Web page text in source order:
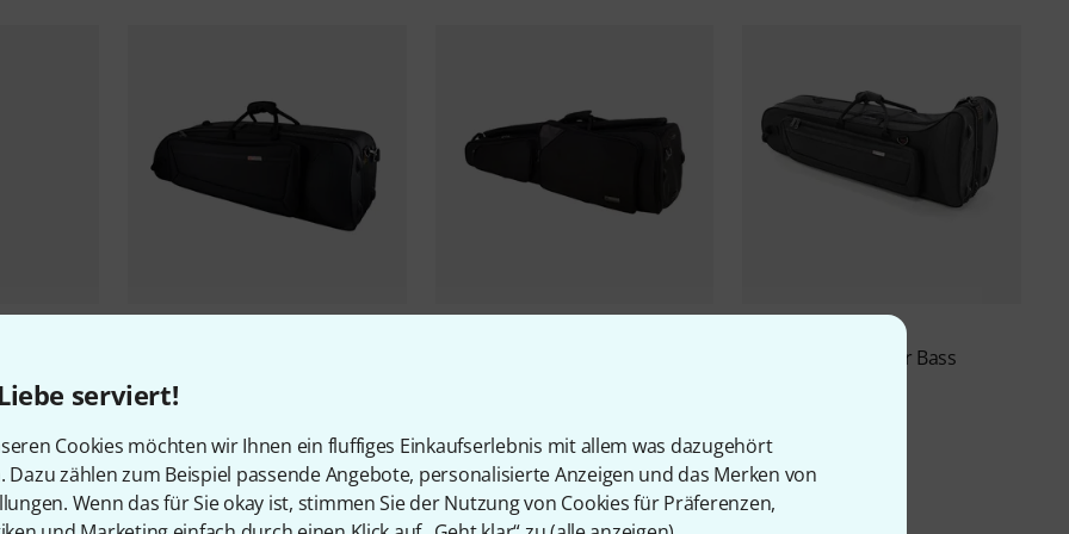
serviert!
Cookies möchten wir Ihnen ein fluffiges Einkaufserlebnis mit allem was dazugehört
Dazu zählen zum Beispiel passende Angebote, personalisierte Anzeigen und das Merken von
Wenn das für Sie okay ist, stimmen Sie der Nutzung von Cookies für Präferenzen,
Trombone
UVP: 361 €
-39% UVP: 209 €
-19%
PB-309CT for Bass
-14%